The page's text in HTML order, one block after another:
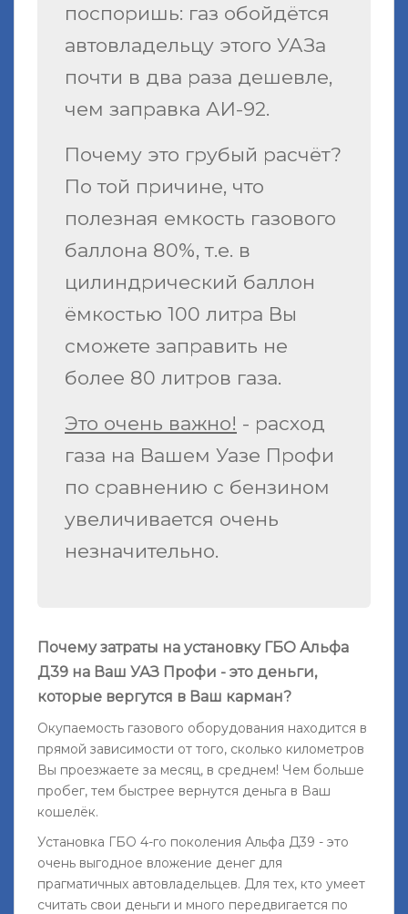
поспоришь: газ обойдётся
автовладельцу этого УАЗа
почти в два раза дешевле,
чем заправка АИ-92.
Почему это грубый расчёт?
По той причине, что
полезная емкость газового
баллона 80%, т.е. в
цилиндрический баллон
ёмкостью 100 литра Вы
сможете заправить не
более 80 литров газа.
Это очень важно! - расход
газа на Вашем Уазе Профи
по сравнению с бензином
увеличивается очень
незначительно.
Почему затраты на установку ГБО Альфа
Д39 на Ваш УАЗ Профи - это деньги,
которые вергутся в Ваш карман?
Окупаемость газового оборудования находится в
прямой зависимости от того, сколько километров
Вы проезжаете за месяц, в среднем! Чем больше
пробег, тем быстрее вернутся деньга в Ваш
кошелёк.
Установка ГБО 4-го поколения Альфа Д39 - это
очень выгодное вложение денег для
прагматичных автовладельцев. Для тех, кто умеет
считать свои деньги и много передвигается по